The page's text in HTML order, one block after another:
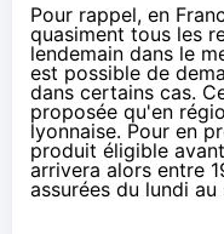
Pour rappel, en
quasiment tous les
lendemain dans le
est possible de
dans certains cas.
proposée qu'en
lyonnaise. Pour en
produit éligible
arrivera alors entre
assurées du lundi au